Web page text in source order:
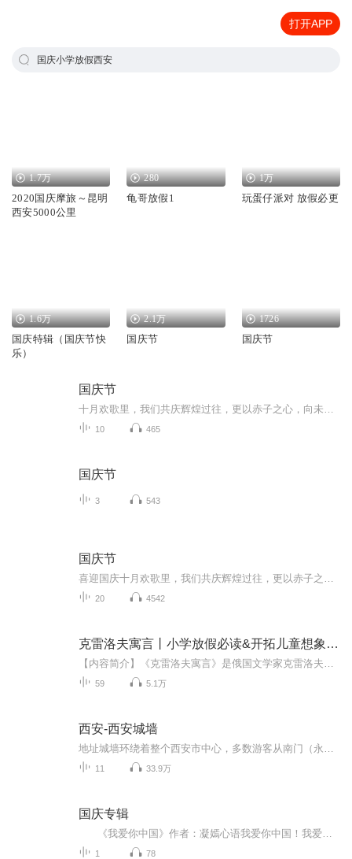
打开APP
国庆小学放假西安
1.7万
2020国庆摩旅～昆明
西安5000公里
280
龟哥放假1
1万
玩蛋仔派对 放假必更
1.6万
国庆特辑（国庆节快
乐）
2.1万
国庆节
1726
国庆节
国庆节
10 465
国庆节
3 543
国庆节
20 4542
克雷洛夫寓言丨小学放假必读&开拓儿童想象空间丨经典
59 5.1万
西安-西安城墙
11 33.9万
国庆专辑
1 78